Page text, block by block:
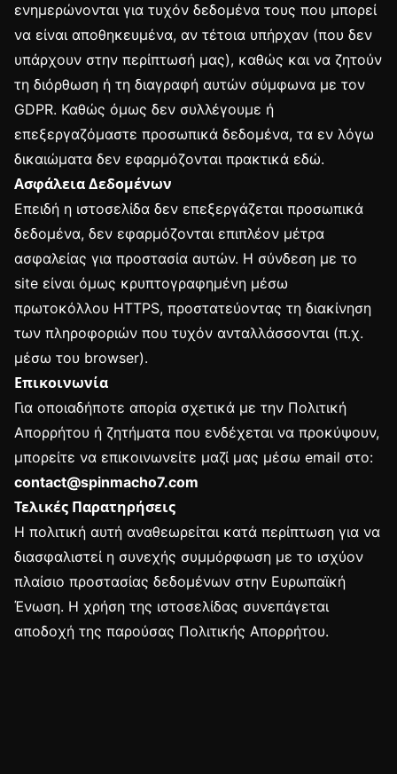
ενημερώνονται για τυχόν δεδομένα τους που μπορεί
να είναι αποθηκευμένα, αν τέτοια υπήρχαν (που δεν
υπάρχουν στην περίπτωσή μας), καθώς και να ζητούν
τη διόρθωση ή τη διαγραφή αυτών σύμφωνα με τον
GDPR. Καθώς όμως δεν συλλέγουμε ή
επεξεργαζόμαστε προσωπικά δεδομένα, τα εν λόγω
δικαιώματα δεν εφαρμόζονται πρακτικά εδώ.
Ασφάλεια Δεδομένων
Επειδή η ιστοσελίδα δεν επεξεργάζεται προσωπικά
δεδομένα, δεν εφαρμόζονται επιπλέον μέτρα
ασφαλείας για προστασία αυτών. Η σύνδεση με το
site είναι όμως κρυπτογραφημένη μέσω
πρωτοκόλλου HTTPS, προστατεύοντας τη διακίνηση
των πληροφοριών που τυχόν ανταλλάσσονται (π.χ.
μέσω του browser).
Επικοινωνία
Για οποιαδήποτε απορία σχετικά με την Πολιτική
Απορρήτου ή ζητήματα που ενδέχεται να προκύψουν,
μπορείτε να επικοινωνείτε μαζί μας μέσω email στο:
contact@spinmacho7.com
Τελικές Παρατηρήσεις
Η πολιτική αυτή αναθεωρείται κατά περίπτωση για να
διασφαλιστεί η συνεχής συμμόρφωση με το ισχύον
πλαίσιο προστασίας δεδομένων στην Ευρωπαϊκή
Ένωση. Η χρήση της ιστοσελίδας συνεπάγεται
αποδοχή της παρούσας Πολιτικής Απορρήτου.